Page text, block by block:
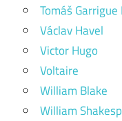
Tomáš
Václav Havel
Victor Hugo
Voltaire
William Blake
William